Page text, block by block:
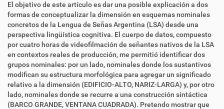
El objetivo de este artículo es dar una posible explicación a dos
formas de conceptualizar la dimensión en esquemas nominales
concretos de la Lengua de Señas Argentina (LSA) desde una
perspectiva lingüística cognitiva. El cuerpo de datos, compuesto
por cuatro horas de videofilmación de señantes nativos de la LSA
en contextos reales de producción, me permitió identificar dos
grupos nominales: por un lado, nominales donde los sustantivos
modifican su estructura morfológica para agregar un significado
relativo a la dimensión (EDIFICIO-ALTO, NARIZ-LARGA) y, por otro
lado, nominales donde se recurre a una construcción sintáctica
(BARCO GRANDE, VENTANA CUADRADA). Pretendo mostrar que